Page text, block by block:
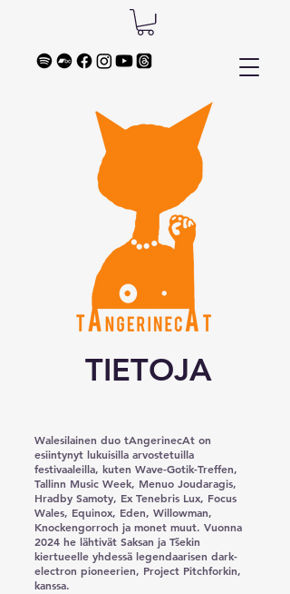
TIETOJA
Walesilainen duo tAngerinecAt on
esiintynyt lukuisilla arvostetuilla
festivaaleilla, kuten Wave-Gotik-Treffen,
Tallinn Music Week, Menuo Joudaragis,
Hradby Samoty, Ex Tenebris Lux, Focus
Wales, Equinox, Eden, Willowman,
Knockengorroch ja monet muut. Vuonna
2024 he lähtivät Saksan ja Tšekin
kiertueelle yhdessä legendaarisen dark-
electron pioneerien, Project Pitchforkin,
kanssa.